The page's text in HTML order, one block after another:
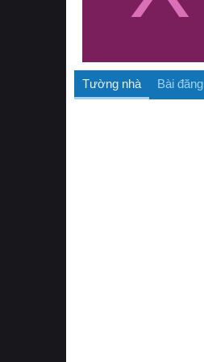
Tường nhà Bài đăng